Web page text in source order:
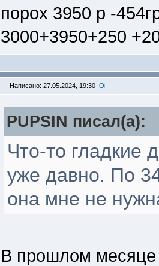
порох 3950 р -
3000+3950+250
Написано: 27.05.2024, 19:30
PUPSIN писал(a):
Что-то гладкие
уже давно. По
она мне не
В прошлом месяце